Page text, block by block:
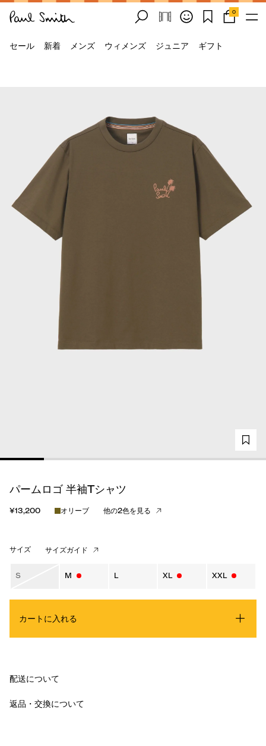
0
セール 新着 メンズ ウィメンズ ジュニア ギフト
パームロゴ 半袖Tシャツ
¥13,200 オリーブ 他の2色を見る
サイズ サイズガイド
S M L XL XXL
カートに入れる
配送について
返品・交換について